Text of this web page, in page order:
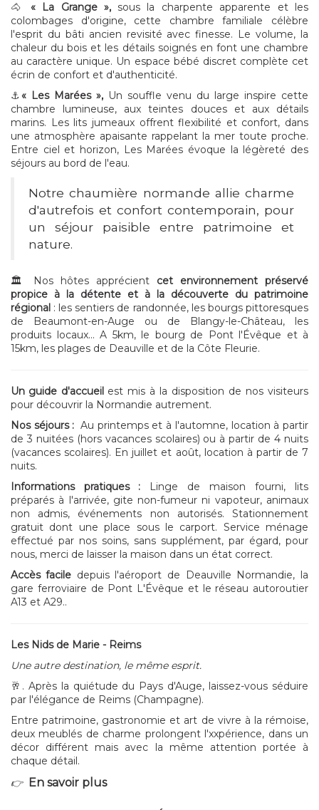
🐴 « La Grange », sous la charpente apparente et les
colombages d'origine, cette chambre familiale célèbre
l'esprit du bâti ancien revisité avec finesse. Le volume, la
chaleur du bois et les détails soignés en font une chambre
au caractère unique. Un espace bébé discret complète cet
écrin de confort et d'authenticité.
⚓️« Les Marées », Un souffle venu du large inspire cette
chambre lumineuse, aux teintes douces et aux détails
marins. Les lits jumeaux offrent flexibilité et confort, dans
une atmosphère apaisante rappelant la mer toute proche.
Entre ciel et horizon, Les Marées évoque la légèreté des
séjours au bord de l'eau.
Notre chaumière normande allie charme
d'autrefois et confort contemporain, pour
un séjour paisible entre patrimoine et
nature.
🏛️ Nos hôtes apprécient cet environnement préservé
propice à la détente et à la découverte du patrimoine
régional : les sentiers de randonnée, les bourgs pittoresques
de Beaumont-en-Auge ou de Blangy-le-Château, les
produits locaux... A 5km, le bourg de Pont l'Évêque et à
15km, les plages de Deauville et de la Côte Fleurie.
Un guide d'accueil est mis à la disposition de nos visiteurs
pour découvrir la Normandie autrement.
Nos séjours : Au printemps et à l'automne, location à partir
de 3 nuitées (hors vacances scolaires) ou à partir de 4 nuits
(vacances scolaires). En juillet et août, location à partir de 7
nuits.
Informations pratiques :
Linge de maison fourni, lits
préparés à l'arrivée, gite non-fumeur ni vapoteur, animaux
non admis, événements non autorisés. Stationnement
gratuit dont une place sous le carport. Service ménage
effectué par nos soins, sans supplément, par égard, pour
nous, merci de laisser la maison dans un état correct.
Accès facile depuis l'aéroport de Deauville Normandie, la
gare ferroviaire de Pont L'Évêque et le réseau autoroutier
A13 et A29..
Les Nids de Marie - Reims
Une autre destination, le même esprit.
🥂. Après la quiétude du Pays d'Auge, laissez-vous séduire
par l'élégance de Reims (Champagne).
Entre patrimoine, gastronomie et art de vivre à la rémoise,
deux meublés de charme prolongent l'xxpérience, dans un
décor différent mais avec la même attention portée à
chaque détail.
👉 En savoir plus